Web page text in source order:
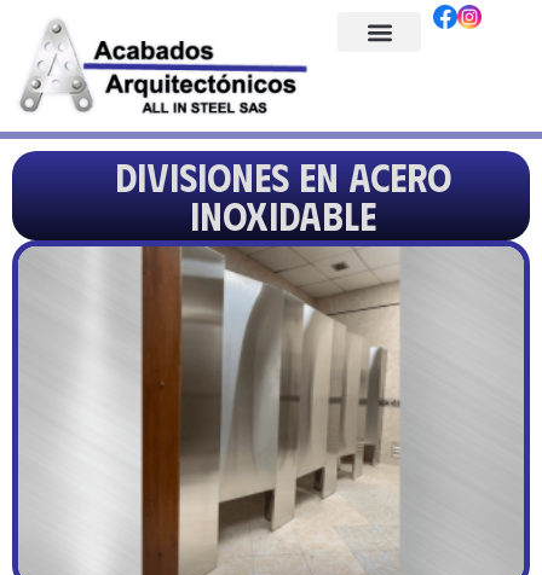
Divisiones en acero
inoxidable